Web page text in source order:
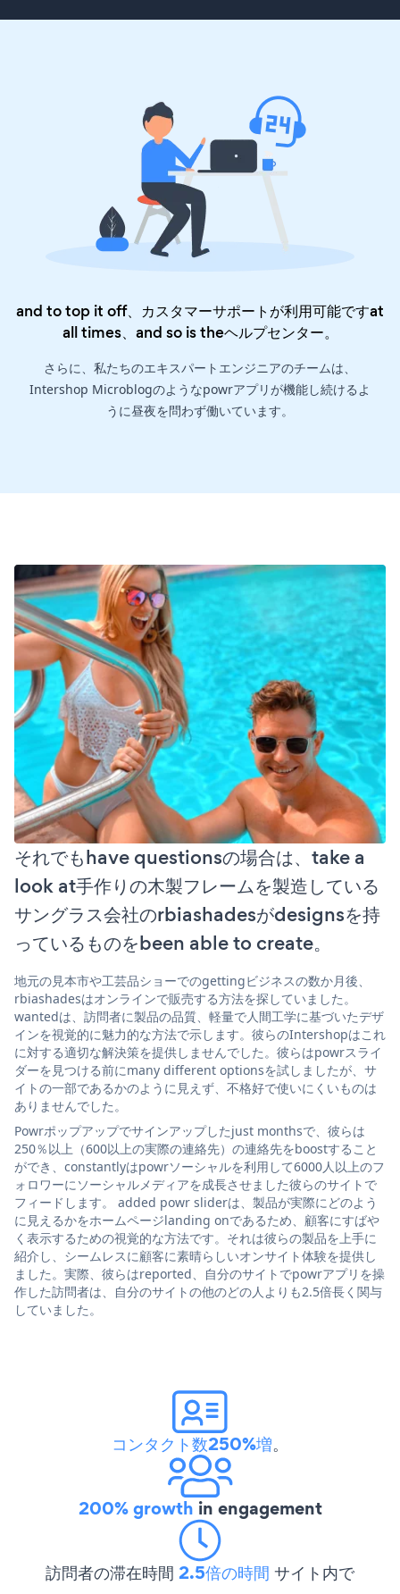
and to top it off、カスタマーサポートが利用可能ですat
all times、and so is theヘルプセンター。
さらに、私たちのエキスパートエンジニアのチームは、
Intershop Microblogのようなpowrアプリが機能し続けるよ
うに昼夜を問わず働いています。
それでもhave questionsの場合は、take a
look at手作りの木製フレームを製造している
サングラス会社のrbiashadesがdesignsを持
っているものをbeen able to create。
地元の見本市や工芸品ショーでのgettingビジネスの数か月後、
rbiashadesはオンラインで販売する方法を探していました。
wantedは、訪問者に製品の品質、軽量で人間工学に基づいたデザ
インを視覚的に魅力的な方法で示します。彼らのIntershopはこれ
に対する適切な解決策を提供しませんでした。彼らはpowrスライ
ダーを見つける前にmany different optionsを試しましたが、サ
イトの一部であるかのように見えず、不格好で使いにくいものは
ありませんでした。
Powrポップアップでサインアップしたjust monthsで、彼らは
250％以上（600以上の実際の連絡先）の連絡先をboostすること
ができ、constantlyはpowrソーシャルを利用して6000人以上のフ
ォロワーにソーシャルメディアを成長させました彼らのサイトで
フィードします。 added powr sliderは、製品が実際にどのよう
に見えるかをホームページlanding onであるため、顧客にすばや
く表示するための視覚的な方法です。それは彼らの製品を上手に
紹介し、シームレスに顧客に素晴らしいオンサイト体験を提供し
ました。実際、彼らはreported、自分のサイトでpowrアプリを操
作した訪問者は、自分のサイトの他のどの人よりも2.5倍長く関与
していました。
コンタクト数250%増。
200% growth in engagement
訪問者の滞在時間 2.5倍の時間 サイト内で